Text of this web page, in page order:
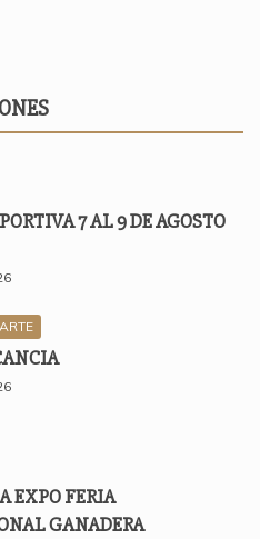
7 AL 9 DE AGOSTO
EXPO FERIA
GANADERA